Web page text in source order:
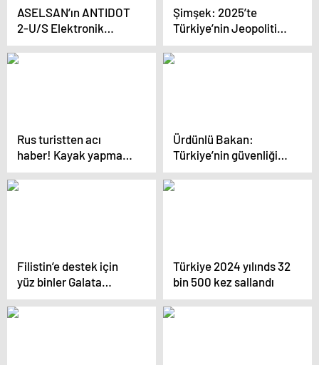
ASELSAN’ın ANTIDOT
2-U/S Elektronik
Destek Podu, TB2
Platformunda
Şimşek: 2025’te
Türkiye’nin Jeopolitik
Önemi Artacak
Rus turistten acı
haber! Kayak yapmak
için Erciyes’e
gelmişti…
Ürdünlü Bakan:
Türkiye’nin güvenliğini
tehdit eden her şey
bölgenin de güvenliğini
Filistin’e destek için
yüz binler Galata
Köprüsü’nde buluştu
Türkiye 2024 yılınds 32
bin 500 kez sallandı